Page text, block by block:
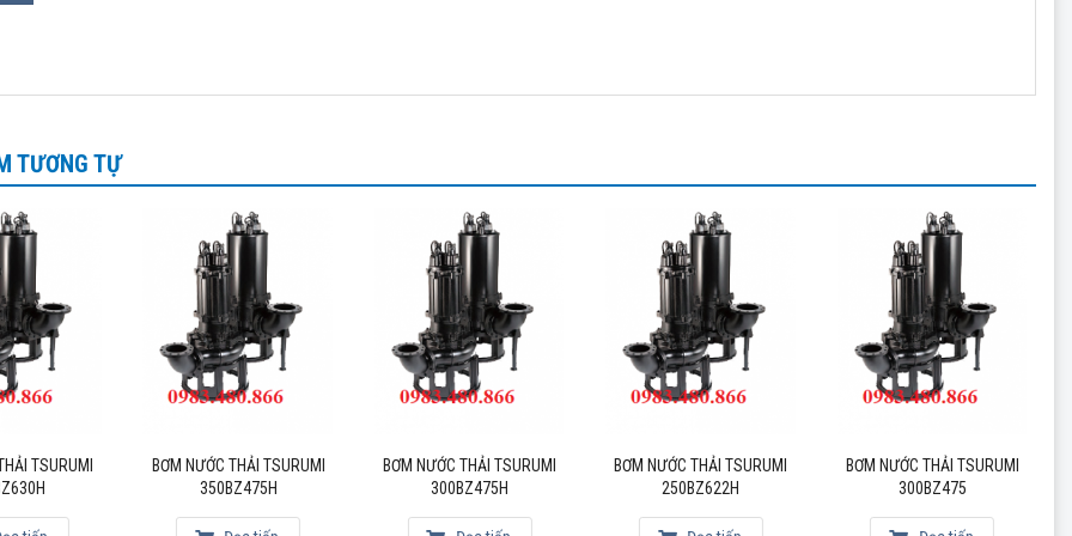
TƯƠNG TỰ
TSURUMI
BƠM NƯỚC THẢI TSURUMI
350BZ475H
BƠM NƯỚC THẢI TSURUMI
300BZ475H
BƠM NƯỚC THẢI TSURUMI
250BZ622H
BƠM NƯỚC THẢI TSURUMI
300BZ475